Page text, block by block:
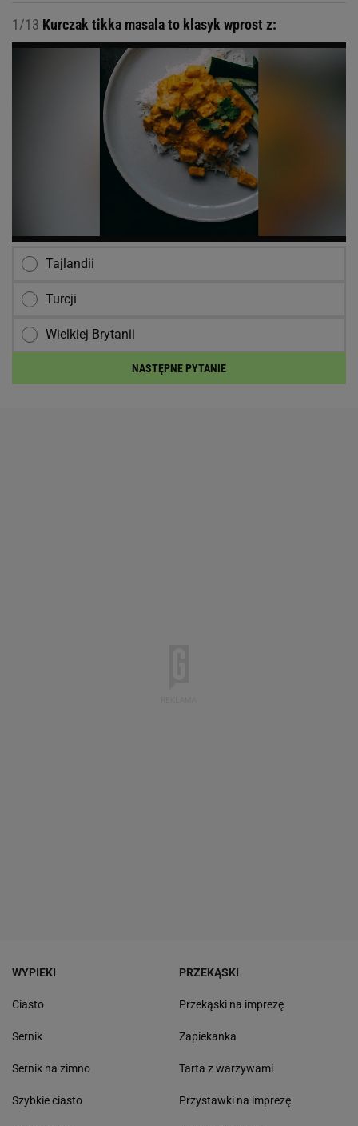
1/13 Kurczak tikka masala to klasyk wprost z:
Tajlandii
Turcji
Wielkiej Brytanii
NASTĘPNE PYTANIE
WYPIEKI
Ciasto
Sernik
Sernik na zimno
Szybkie ciasto
PRZEKĄSKI
Przekąski na imprezę
Zapiekanka
Tarta z warzywami
Przystawki na imprezę